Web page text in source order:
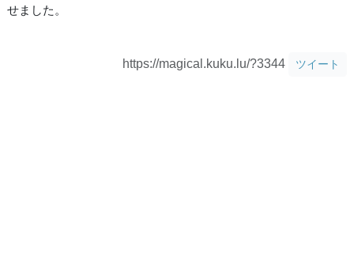
せました。
https://magical.kuku.lu/?3344 ツイート